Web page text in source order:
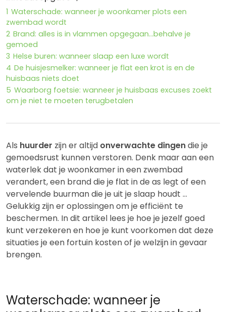
1 Waterschade: wanneer je woonkamer plots een
zwembad wordt
2 Brand: alles is in vlammen opgegaan…behalve je
gemoed
3 Helse buren: wanneer slaap een luxe wordt
4 De huisjesmelker: wanneer je flat een krot is en de
huisbaas niets doet
5 Waarborg foetsie: wanneer je huisbaas excuses zoekt
om je niet te moeten terugbetalen
Als huurder zijn er altijd onverwachte dingendie je
gemoedsrust kunnen verstoren. Denk maar aan een
waterlek dat je woonkamer in een zwembad
verandert, een brand die je flat in de as legt of een
vervelende buurman die je uit je slaap houdt …
Gelukkig zijn er oplossingen om je efficiënt te
beschermen. In dit artikel lees je hoe je jezelf goed
kunt verzekeren en hoe je kunt voorkomen dat deze
situaties je een fortuin kosten of je welzijn in gevaar
brengen.
Waterschade: wanneer je